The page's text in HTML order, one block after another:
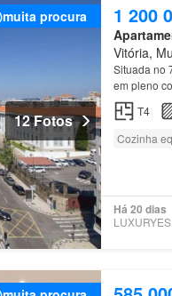
muita procura
12 Fotos
1 200
Vitória,
Situada no
em pleno
T4
Cozinha
Há 20 dias